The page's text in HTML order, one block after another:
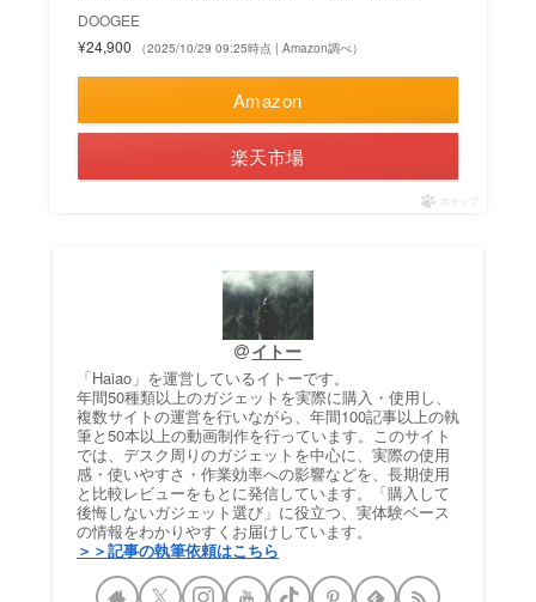
DOOGEE
¥24,900
（2025/10/29 09:25時点 | Amazon調べ）
Amazon
楽天市場
ポチップ
イトー
「Haiao」を運営しているイトーです。
年間50種類以上のガジェットを実際に購入・使用し、
複数サイトの運営を行いながら、年間100記事以上の執
筆と50本以上の動画制作を行っています。このサイト
では、デスク周りのガジェットを中心に、実際の使用
感・使いやすさ・作業効率への影響などを、長期使用
と比較レビューをもとに発信しています。「購入して
後悔しないガジェット選び」に役立つ、実体験ベース
の情報をわかりやすくお届けしています。
＞＞記事の執筆依頼はこちら